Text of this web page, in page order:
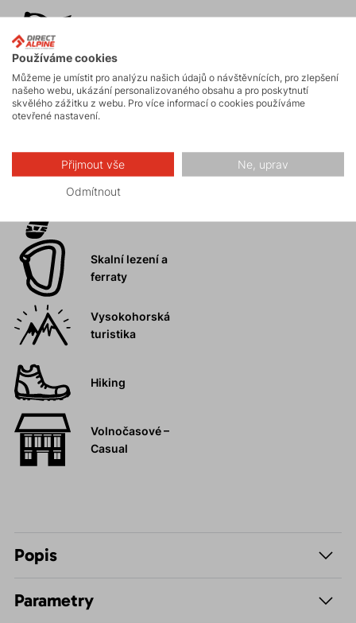
Ledolezení
Skialpinismus
Skalní lezení a
ferraty
Vysokohorská
turistika
Hiking
Volnočasové –
Casual
Popis
Parametry
Používáme cookies
Můžeme je umístit pro analýzu našich údajů o návštěvnících, pro zlepšení
našeho webu, ukázání personalizovaného obsahu a pro poskytnutí
skvělého zážitku z webu. Pro více informací o cookies používáme
otevřené nastavení.
Přijmout vše Ne, uprav
Odmítnout